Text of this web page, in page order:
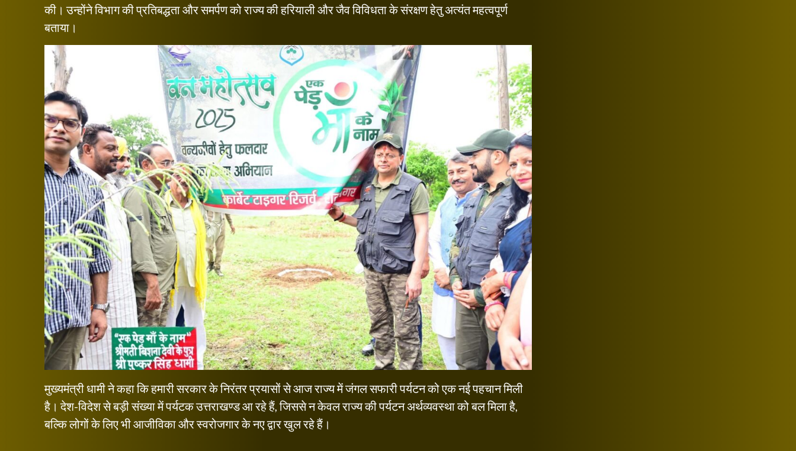
की। उन्होंने विभाग की प्रतिबद्धता और समर्पण को राज्य की हरियाली और जैव विविधता के संरक्षण हेतु अत्यंत महत्वपूर्ण
बताया।
मुख्यमंत्री धामी ने कहा कि हमारी सरकार के निरंतर प्रयासों से आज राज्य में जंगल सफारी पर्यटन को एक नई पहचान मिली
है। देश-विदेश से बड़ी संख्या में पर्यटक उत्तराखण्ड आ रहे हैं, जिससे न केवल राज्य की पर्यटन अर्थव्यवस्था को बल मिला है,
बल्कि लोगों के लिए भी आजीविका और स्वरोजगार के नए द्वार खुल रहे हैं।